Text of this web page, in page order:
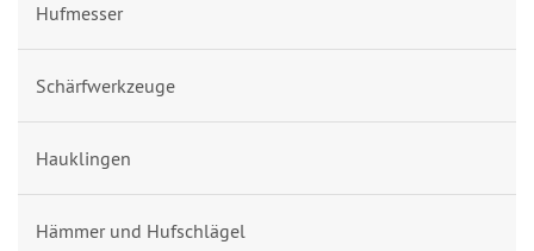
Hufmesser
Schärfwerkzeuge
Hauklingen
Hämmer und Hufschlägel